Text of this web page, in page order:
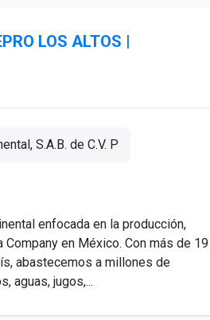
LOS ALTOS |
S.A.B. de C.V. P
enfocada en la producción,
en México. Con más de 19
abastecemos a millones de
aguas, jugos,...